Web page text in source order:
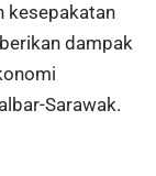
kesepakatan
dampak
Sarawak.